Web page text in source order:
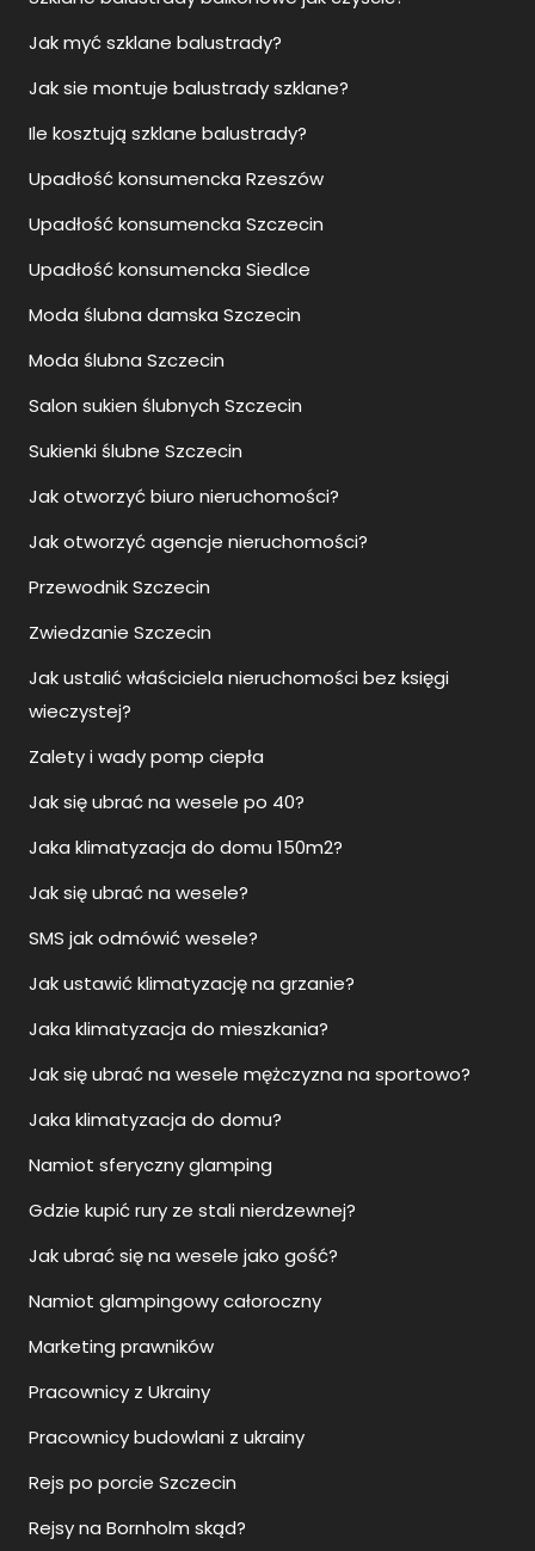
Jak myć szklane balustrady?
Jak sie montuje balustrady szklane?
Ile kosztują szklane balustrady?
Upadłość konsumencka Rzeszów
Upadłość konsumencka Szczecin
Upadłość konsumencka Siedlce
Moda ślubna damska Szczecin
Moda ślubna Szczecin
Salon sukien ślubnych Szczecin
Sukienki ślubne Szczecin
Jak otworzyć biuro nieruchomości?
Jak otworzyć agencje nieruchomości?
Przewodnik Szczecin
Zwiedzanie Szczecin
Jak ustalić właściciela nieruchomości bez księgi
wieczystej?
Zalety i wady pomp ciepła
Jak się ubrać na wesele po 40?
Jaka klimatyzacja do domu 150m2?
Jak się ubrać na wesele?
SMS jak odmówić wesele?
Jak ustawić klimatyzację na grzanie?
Jaka klimatyzacja do mieszkania?
Jak się ubrać na wesele mężczyzna na sportowo?
Jaka klimatyzacja do domu?
Namiot sferyczny glamping
Gdzie kupić rury ze stali nierdzewnej?
Jak ubrać się na wesele jako gość?
Namiot glampingowy całoroczny
Marketing prawników
Pracownicy z Ukrainy
Pracownicy budowlani z ukrainy
Rejs po porcie Szczecin
Rejsy na Bornholm skąd?